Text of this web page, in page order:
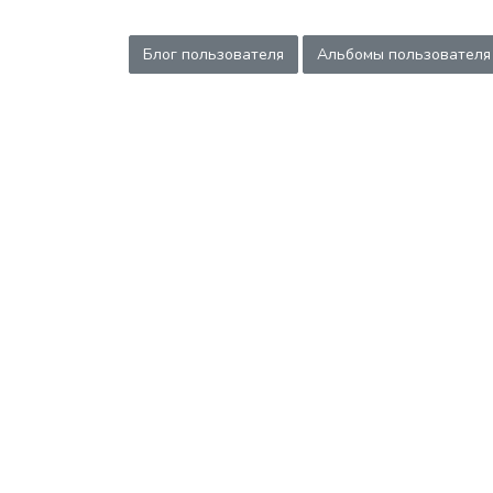
Блог пользователя Альбомы пользователя